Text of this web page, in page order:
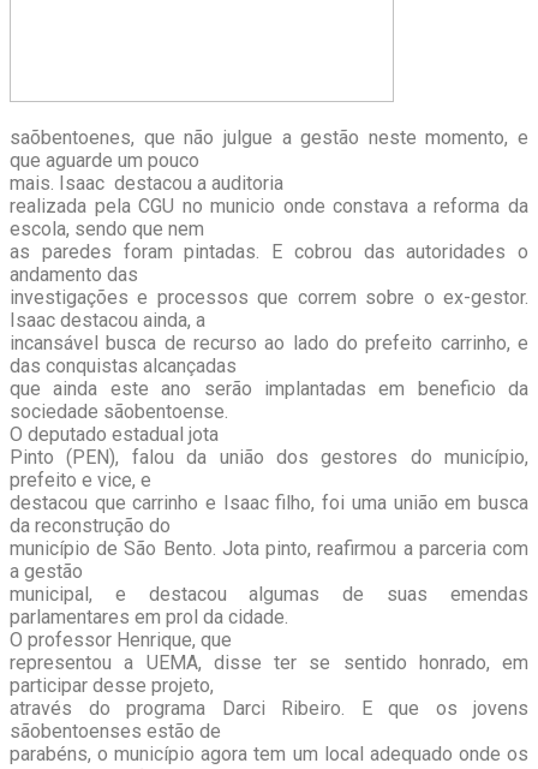
saõbentoenes, que não julgue a gestão neste momento, e
que aguarde um pouco
mais. Isaac destacou a auditoria
realizada pela CGU no municio onde constava a reforma da
escola, sendo que nem
as paredes foram pintadas. E cobrou das autoridades o
andamento das
investigações e processos que correm sobre o ex-gestor.
Isaac destacou ainda, a
incansável busca de recurso ao lado do prefeito carrinho, e
das conquistas alcançadas
que ainda este ano serão implantadas em beneficio da
sociedade sãobentoense.
O deputado estadual jota
Pinto (PEN), falou da união dos gestores do município,
prefeito e vice, e
destacou que carrinho e Isaac filho, foi uma união em busca
da reconstrução do
município de São Bento. Jota pinto, reafirmou a parceria com
a gestão
municipal, e destacou algumas de suas emendas
parlamentares em prol da cidade.
O professor Henrique, que
representou a UEMA, disse ter se sentido honrado, em
participar desse projeto,
através do programa Darci Ribeiro. E que os jovens
sãobentoenses estão de
parabéns, o município agora tem um local adequado onde os